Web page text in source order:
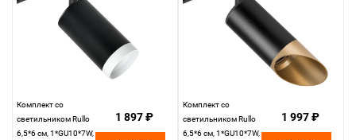
Комплект со
светильником Rullo
6,5*6 см, 1*GU10*7W,
1 897 ₽
Комплект со
светильником Rullo
6,5*6 см, 1*GU10*7W,
1 997 ₽